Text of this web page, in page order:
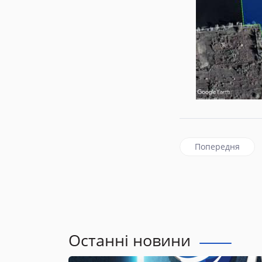
Попередня
Попередня
Останні новини